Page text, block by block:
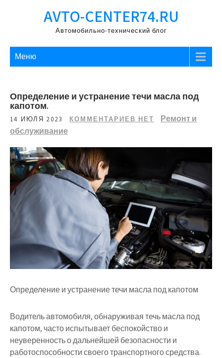
AVTO-CENTER74.RU
Автомобильно-технический блог
Меню
Определение и устранение течи масла под
капотом.
14 ИЮЛЯ 2023 КОММЕНТАРИЕВ НЕТ
Ремонт и
обслуживание
Определение и устранение течи масла под капотом
Водитель автомобиля, обнаруживая течь масла под
капотом, часто испытывает беспокойство и
неуверенность о дальнейшей безопасности и
работоспособности своего транспортного средства.